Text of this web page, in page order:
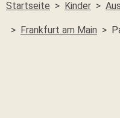
Startseite Kinder
Frankfurt am Main